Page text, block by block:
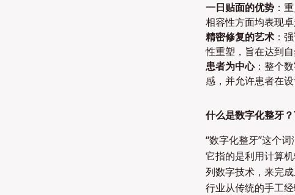
一日贴面的优势 ：
相容性方面均表现
精密修复的艺术 ：
性重塑，旨在达到自
患者为中心：整个
感，并允许患者在
什么是数字化整牙
“数字化整牙”这个
它指的是利用计算
列数字技术，来完
行业从传统的手工